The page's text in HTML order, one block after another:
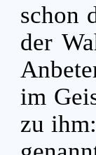
schon
der
im
zu